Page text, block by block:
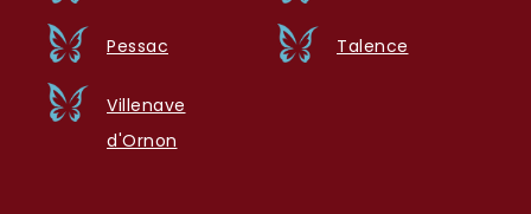
Pessac Talence
Villenave
d'Ornon